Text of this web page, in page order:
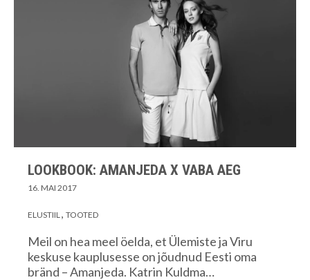
LOOKBOOK: AMANJEDA X VABA AEG
16. MAI 2017
ELUSTIIL TOOTED
Meil on hea meel öelda, et Ülemiste ja Viru
keskuse kauplusesse on jõudnud Eesti oma
bränd – Amanjeda. Katrin Kuldma…